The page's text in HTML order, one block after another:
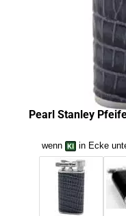
Pearl Stanley
wenn in Ecke